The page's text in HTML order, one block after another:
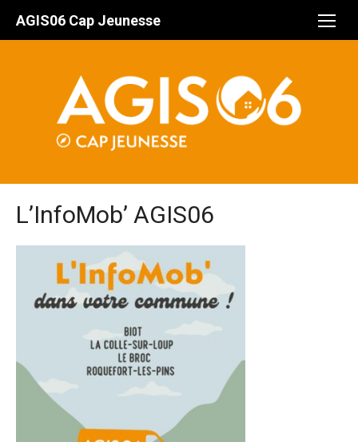
AGIS06 Cap Jeunesse
L’InfoMob’ AGIS06